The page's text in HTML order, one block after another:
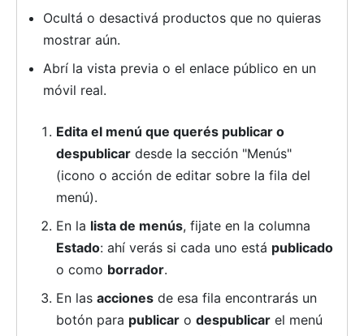
Ocultá o desactivá productos que no quieras
mostrar aún.
Abrí la vista previa o el enlace público en un
móvil real.
Edita el menú que querés publicar o
despublicar desde la sección "Menús"
(icono o acción de editar sobre la fila del
menú).
En la lista de menús, fijate en la columna
Estado: ahí verás si cada uno está publicado
o como borrador.
En las acciones de esa fila encontrarás un
botón para publicar o despublicar el menú